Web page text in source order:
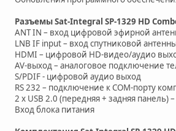
Разъемы Sat-Integral SP-1329 HD
ANT IN – вход цифровой эфирной
LNB IF input – вход спутниковой
HDMI – цифровой HD-видео/аудио
AV-выход – аналоговое подключение
S/PDIF - цифровой аудио выход
RS 232 – подключение к COM-порту
2 х USB 2.0 (передняя + задняя
Вход блока питания